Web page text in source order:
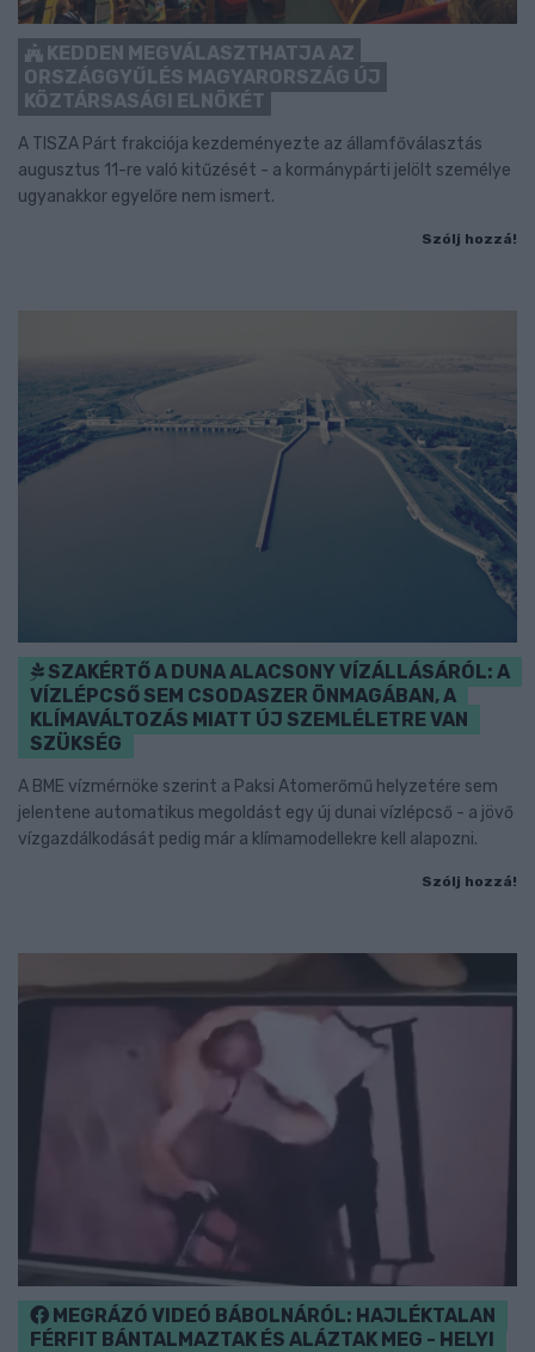
KEDDEN MEGVÁLASZTHATJA AZ
ORSZÁGGYŰLÉS MAGYARORSZÁG ÚJ
KÖZTÁRSASÁGI ELNÖKÉT
A TISZA Párt frakciója kezdeményezte az államfőválasztás
augusztus 11-re való kitűzését - a kormánypárti jelölt személye
ugyanakkor egyelőre nem ismert.
Szólj hozzá!
SZAKÉRTŐ A DUNA ALACSONY VÍZÁLLÁSÁRÓL: A
VÍZLÉPCSŐ SEM CSODASZER ÖNMAGÁBAN, A
KLÍMAVÁLTOZÁS MIATT ÚJ SZEMLÉLETRE VAN
SZÜKSÉG
A BME vízmérnöke szerint a Paksi Atomerőmű helyzetére sem
jelentene automatikus megoldást egy új dunai vízlépcső - a jövő
vízgazdálkodását pedig már a klímamodellekre kell alapozni.
Szólj hozzá!
MEGRÁZÓ VIDEÓ BÁBOLNÁRÓL: HAJLÉKTALAN
FÉRFIT BÁNTALMAZTAK ÉS ALÁZTAK MEG - HELYI